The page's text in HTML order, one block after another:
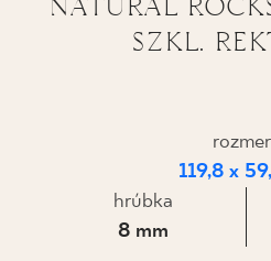
KDE
MÔJ
SZKL.
119,8 x
hrúbka
8 mm